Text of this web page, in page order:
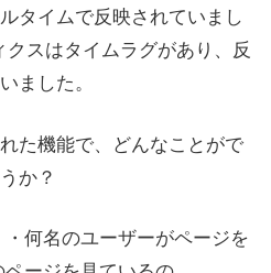
タイムで反映されていまし
スはタイムラグがあり、反
ました。
た機能で、どんなことがで
か？
何名のユーザーがページを